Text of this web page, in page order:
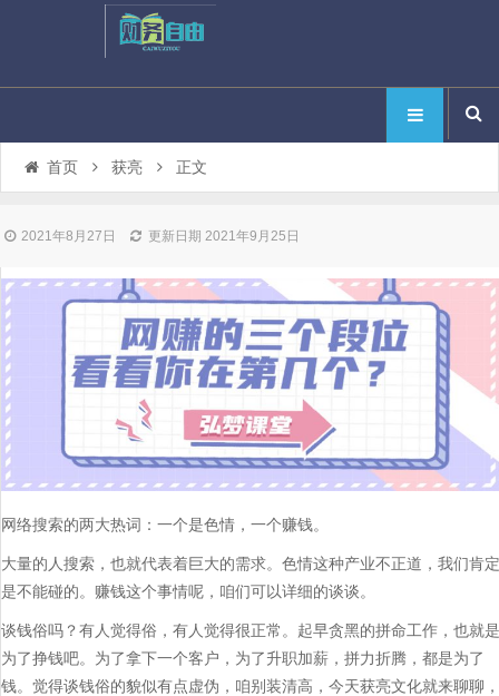
首页 获亮 正文
2021年8月27日 更新日期 2021年9月25日
网络搜索的两大热词：一个是色情，一个赚钱。
大量的人搜索，也就代表着巨大的需求。色情这种产业不正道，我们肯定
是不能碰的。赚钱这个事情呢，咱们可以详细的谈谈。
谈钱俗吗？有人觉得俗，有人觉得很正常。起早贪黑的拼命工作，也就是
为了挣钱吧。为了拿下一个客户，为了升职加薪，拼力折腾，都是为了
钱。觉得谈钱俗的貌似有点虚伪，咱别装清高，今天获亮文化就来聊聊，